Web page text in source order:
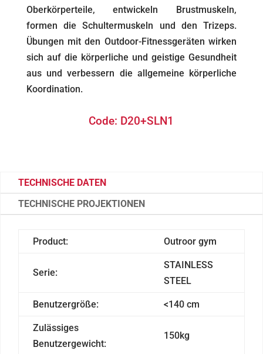
Oberkörperteile, entwickeln Brustmuskeln,
formen die Schultermuskeln und den Trizeps.
Übungen mit den Outdoor-Fitnessgeräten wirken
sich auf die körperliche und geistige Gesundheit
aus und verbessern die allgemeine körperliche
Koordination.
Code: D20+SLN1
TECHNISCHE DATEN
TECHNISCHE PROJEKTIONEN
Product: Outroor gym
Serie:
STAINLESS
STEEL
Benutzergröße: <140 cm
Zulässiges
Benutzergewicht:
150kg